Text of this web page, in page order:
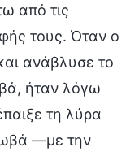
από τις
τους. Όταν ο
ανάβλυσε το
ήταν λόγω
τη λύρα
—με την